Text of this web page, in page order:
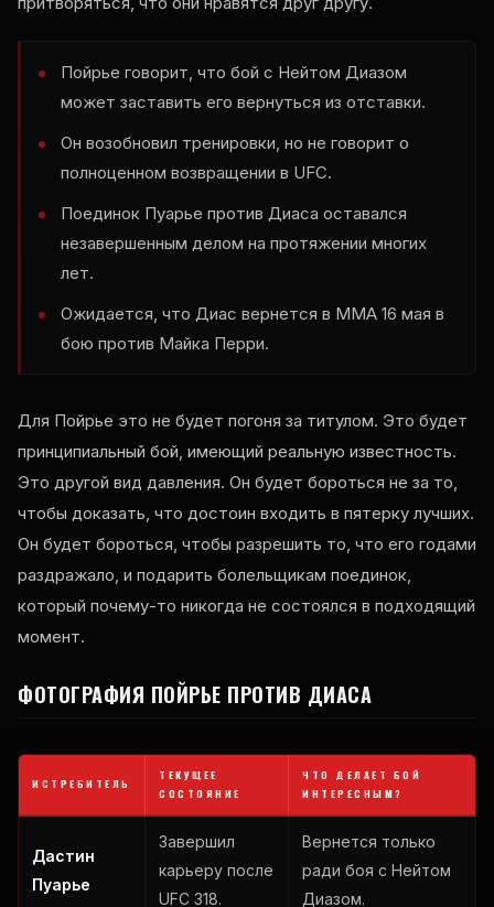
Пойрье говорит, что бой с Нейтом Диазом
может заставить его вернуться из отставки.
Он возобновил тренировки, но не говорит о
полноценном возвращении в UFC.
Поединок Пуарье против Диаса оставался
незавершенным делом на протяжении многих
лет.
Ожидается, что Диас вернется в ММА 16 мая в
бою против Майка Перри.
Для Пойрье это не будет погоня за титулом. Это будет
принципиальный бой, имеющий реальную известность.
Это другой вид давления. Он будет бороться не за то,
чтобы доказать, что достоин входить в пятерку лучших.
Он будет бороться, чтобы разрешить то, что его годами
раздражало, и подарить болельщикам поединок,
который почему-то никогда не состоялся в подходящий
момент.
ФОТОГРАФИЯ ПОЙРЬЕ ПРОТИВ ДИАСА
ИСТРЕБИТЕЛЬ
ТЕКУЩЕЕ
СОСТОЯНИЕ
ЧТО ДЕЛАЕТ БОЙ
ИНТЕРЕСНЫМ?
Дастин
Пуарье
Завершил
карьеру после
UFC 318.
Вернется только
ради боя с Нейтом
Диазом.